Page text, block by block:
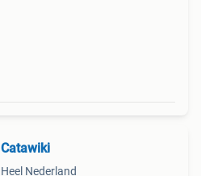
Catawiki
Heel Nederland